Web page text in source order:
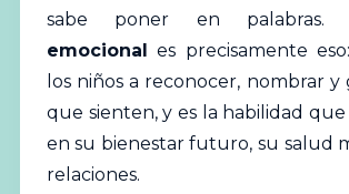
sabe poner en palabras.
emocional es precisamente
los niños a reconocer, nombrar y
que sienten, y es la habilidad que
en su bienestar futuro, su salud
relaciones.